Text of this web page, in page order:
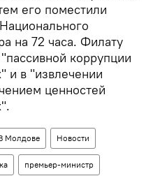
его поместили
на 72 часа. Филату
коррупции
и в "извлечении
ценностей
Молдове Новости
премьер-министр